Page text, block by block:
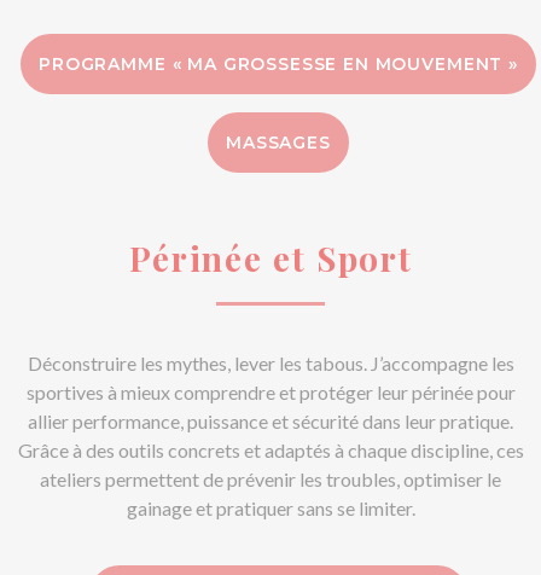
PROGRAMME « MA GROSSESSE EN MOUVEMENT »
MASSAGES
Périnée et Sport
Déconstruire les mythes, lever les tabous. J’accompagne les
sportives à mieux comprendre et protéger leur périnée pour
allier performance, puissance et sécurité dans leur pratique.
Grâce à des outils concrets et adaptés à chaque discipline, ces
ateliers permettent de prévenir les troubles, optimiser le
gainage et pratiquer sans se limiter.